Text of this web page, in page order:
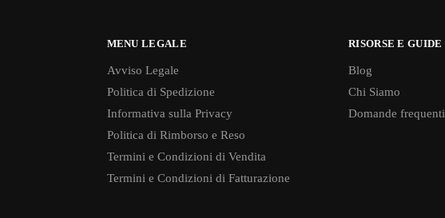
MENU LEGALE
Avviso Legale
Politica di Spedizione
Informativa sulla Privacy
Politica di Rimborso e Reso
Termini e Condizioni di Vendita
Termini e Condizioni di Fatturazione
RISORSE E GUIDE
Blog
Chi Siamo
Domande frequenti